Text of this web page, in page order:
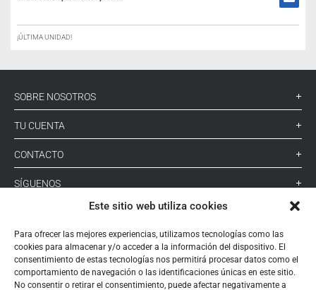
Este sitio web utiliza cookies
Para ofrecer las mejores experiencias, utilizamos tecnologías como las
cookies para almacenar y/o acceder a la información del dispositivo. El
consentimiento de estas tecnologías nos permitirá procesar datos como el
comportamiento de navegación o las identificaciones únicas en este sitio.
No consentir o retirar el consentimiento, puede afectar negativamente a
¡ÚLTIMA UNIDAD!
SOBRE NOSOTROS
TU CUENTA
CONTACTO
SÍGUENOS
+ 34 933 348 800
info@pihernz.com